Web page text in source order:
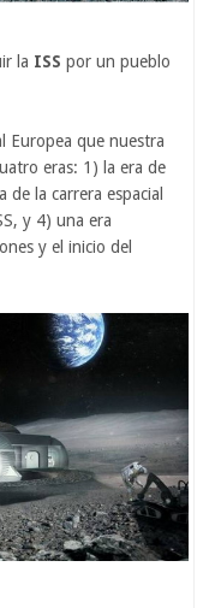
la ISS por un pueblo
Europea que nuestra
eras: 1) la era de
la carrera espacial
y 4) una era
y el inicio del